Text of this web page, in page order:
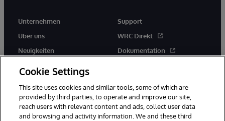
Unternehmen
Über uns
Neuigkeiten
Support
WRC Direkt
Dokumentation
Cookie Settings
This site uses cookies and similar tools, some of which are
provided by third parties, to operate and improve our site,
reach users with relevant content and ads, collect user data
and browsing and activity information. We and these third